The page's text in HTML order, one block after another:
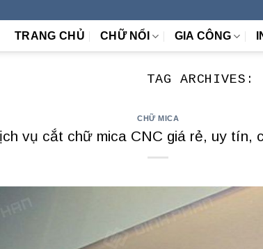
TRANG CHỦ CHỮ NỔI GIA CÔNG
TAG ARCHIVES:
CHỮ MICA
vụ cắt chữ mica CNC giá rẻ, uy tín,